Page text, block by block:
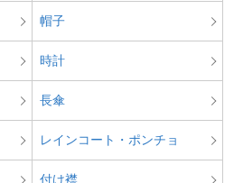
帽子
時計
長傘
レインコート・ポンチョ
付け襟